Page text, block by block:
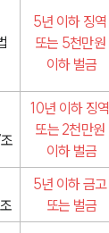
5년 이하 징역
또는 5천만원
이하 벌금
10년 이하 징역
또는 2천만원
이하 벌금
5년 이하 금고
또는 벌금